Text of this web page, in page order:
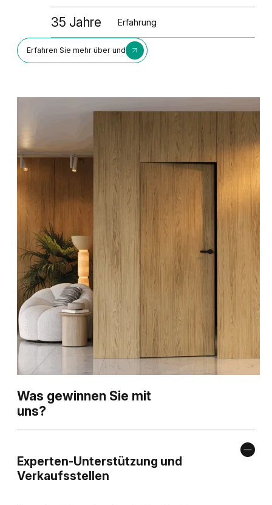
Erfahren Sie mehr über und
35 Jahre Erfahrung
Was gewinnen Sie mit
uns?
Experten-Unterstützung und
Verkaufsstellen